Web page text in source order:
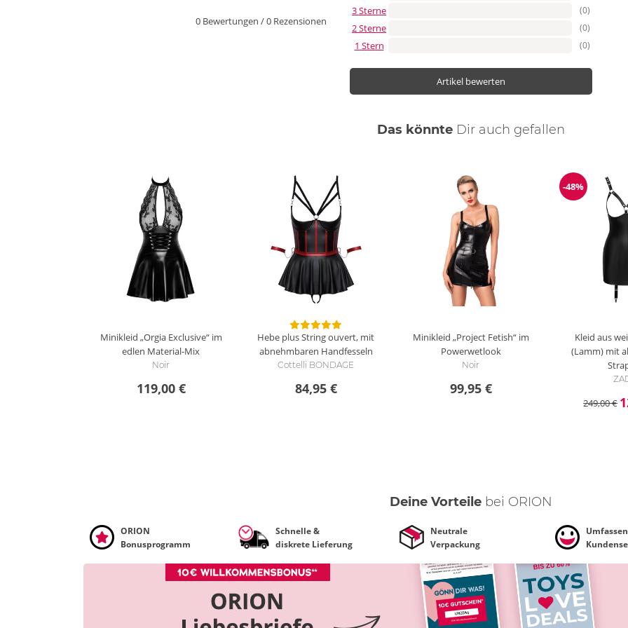
0 Bewertungen /0 Rezensionen
3 Sterne (0)
2 Sterne (0)
1 Stern (0)
Artikel bewerten
Das könnte Dir auch gefallen
Minikleid „Orgia Exclusive“ im
edlen Material-Mix
Noir
119,00 €
Hebe plus String ouvert, mit
abnehmbaren Handfesseln
Cottelli BONDAGE
84,95 €
Minikleid „Project Fetish“ im
Powerwetlook
Noir
99,95 €
-48%
Kleid aus
(Lamm) mit
249,00 €
Deine Vorteile bei ORION
ORION
Bonusprogramm
Schnelle &
diskrete Lieferung
Neutrale
Verpackung